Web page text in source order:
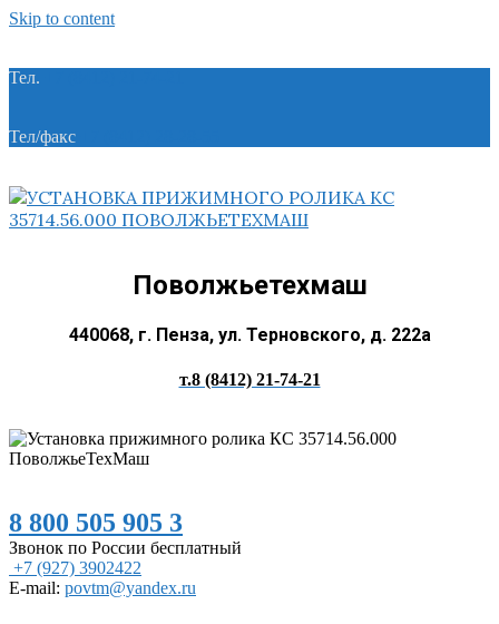
Skip to content
Тел.
Тел/факс
Поволжьетехмаш
440068, г. Пенза, ул. Терновского, д. 222а
т.8 (8412) 21-74-21
8 800 505 905 3
Звонок по России бесплатный
+7 (927) 3902422
E-mail: povtm@yandex.ru